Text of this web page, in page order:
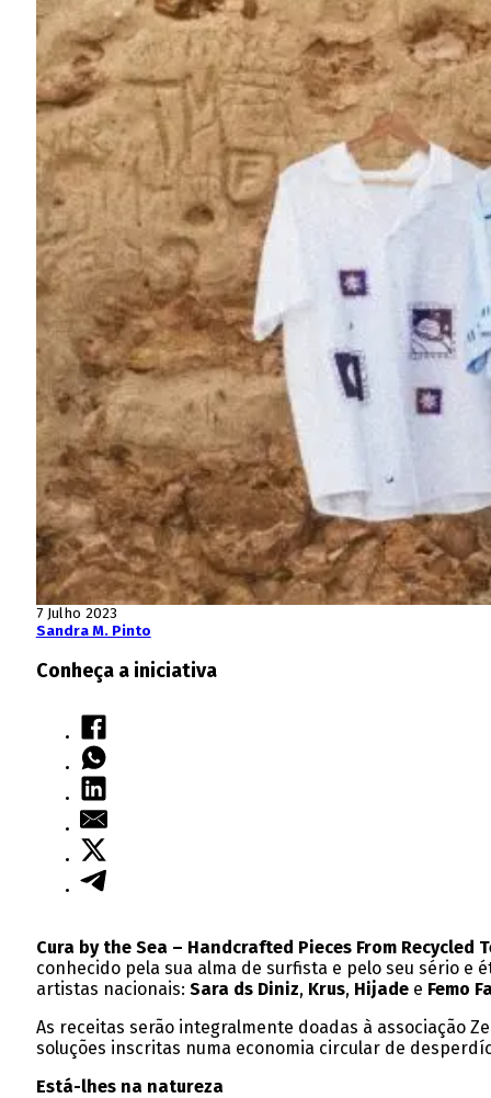
7 Julho 2023
Sandra M. Pinto
Conheça a iniciativa
Cura by the Sea – Handcrafted Pieces From Recycled
conhecido pela sua alma de surfista e pelo seu sério e
artistas nacionais: Sara ds Diniz, Krus, Hijadee Femo
As receitas serão integralmente doadas à associação
soluções inscritas numa economia circular de
Está-lhes na natureza